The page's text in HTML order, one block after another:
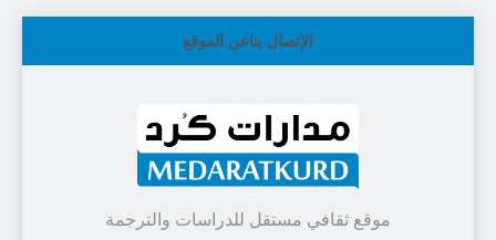
الإتصال بناعن الموقع
موقع ثقافي مستقل للدراسات والترجمة